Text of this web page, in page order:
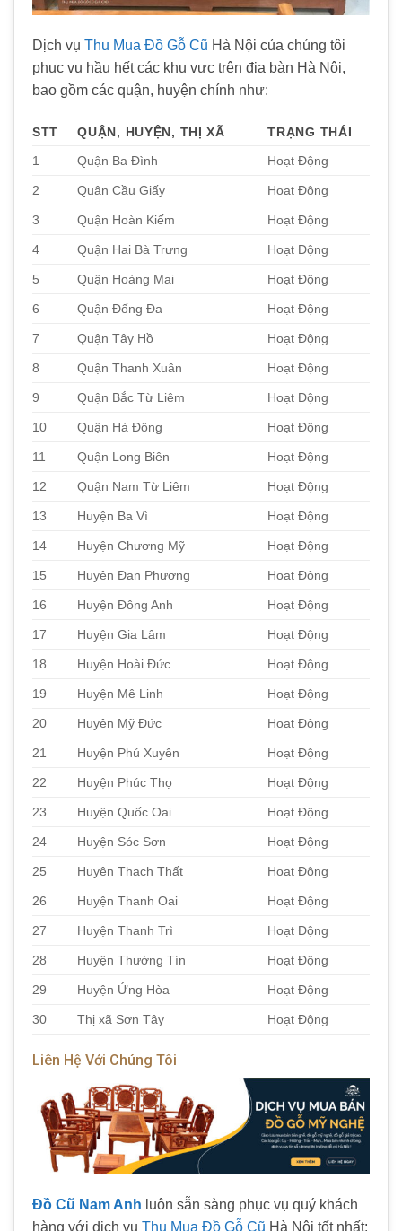
Dịch vụ Thu Mua Đồ Gỗ Cũ Hà Nội của chúng tôi
phục vụ hầu hết các khu vực trên địa bàn Hà Nội,
bao gồm các quận, huyện chính như:
STT QUẬN, HUYỆN, THỊ XÃ
TRẠNG THÁI
1
Quận Ba Đình Hoạt Động
2 Quận Cầu Giấy Hoạt Động
3 Quận Hoàn Kiếm Hoạt Động
4 Quận Hai Bà Trưng Hoạt Động
5 Quận Hoàng Mai Hoạt Động
6 Quận Đống Đa Hoạt Động
7 Quận Tây Hồ Hoạt Động
8 Quận Thanh Xuân Hoạt Động
9 Quận Bắc Từ Liêm Hoạt Động
10 Quận Hà Đông Hoạt Động
11 Quận Long Biên Hoạt Động
12 Quận Nam Từ Liêm Hoạt Động
13 Huyện Ba Vì Hoạt Động
14 Huyện Chương Mỹ Hoạt Động
15 Huyện Đan Phượng Hoạt Động
16 Huyện Đông Anh Hoạt Động
17 Huyện Gia Lâm Hoạt Động
18 Huyện Hoài Đức Hoạt Động
19 Huyện Mê Linh Hoạt Động
20 Huyện Mỹ Đức Hoạt Động
21 Huyện Phú Xuyên Hoạt Động
22 Huyện Phúc Thọ Hoạt Động
23 Huyện Quốc Oai Hoạt Động
24 Huyện Sóc Sơn Hoạt Động
25 Huyện Thạch Thất Hoạt Động
26 Huyện Thanh Oai Hoạt Động
27 Huyện Thanh Trì Hoạt Động
28 Huyện Thường Tín Hoạt Động
29 Huyện Ứng Hòa Hoạt Động
30 Thị xã Sơn Tây Hoạt Động
Liên Hệ Với Chúng Tôi
Đồ Cũ Nam Anh luôn sẵn sàng phục vụ quý khách
hàng với dịch vụ Thu Mua Đồ Gỗ Cũ Hà Nội tốt nhất: